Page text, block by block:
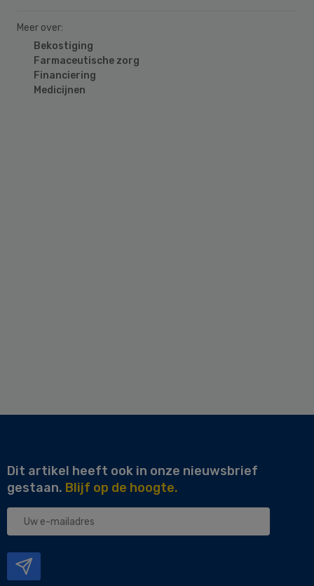
Meer over:
Bekostiging
Farmaceutische zorg
Financiering
Medicijnen
Dit artikel heeft ook in onze nieuwsbrief
gestaan. Blijf op de hoogte.
Uw